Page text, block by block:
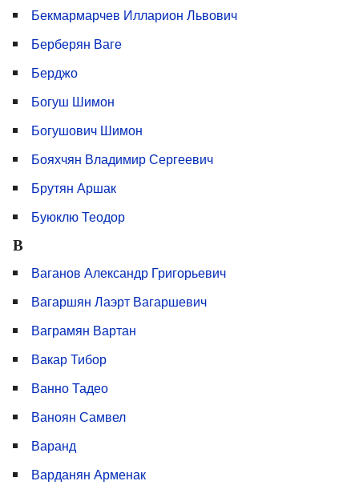
Бекмармарчев Илларион Львович
Берберян Ваге
Берджо
Богуш Шимон
Богушович Шимон
Бояхчян Владимир Сергеевич
Брутян Аршак
Буюклю Теодор
В
Ваганов Александр Григорьевич
Вагаршян Лаэрт Вагаршевич
Ваграмян Вартан
Вакар Тибор
Ванно Тадео
Ваноян Самвел
Варанд
Варданян Арменак